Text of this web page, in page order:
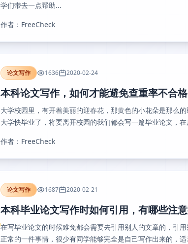
学们带去一点帮助...
作者：FreeCheck
论文写作 1636 2020-02-24
本科论文写作，如何才能避免查重率不合
大学校园里，有开着美丽的迎春花，那黄色的小花朵是那么
大学快毕业了，将要离开校园的我们都会写一篇毕业论文，
作者：FreeCheck
论文写作 1687 2020-02-21
本科毕业论文写作时如何引用，有哪些注
在写毕业论文的时候难免都会需要去引用别人的文章的，引
正常的一件事情，很少有同学能够完全是自己写作出来的，